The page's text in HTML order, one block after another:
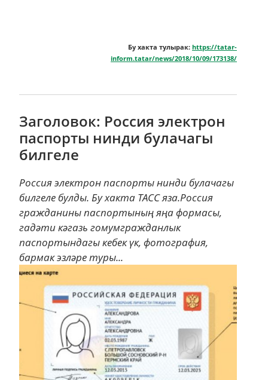
Бу хакта тулырак: https://tatar-
inform.tatar/news/2018/10/09/173138/
Заголовок: Россия электрон
паспорты нинди булачагы
билгеле
Россия электрон паспорты нинди булачагы
билгеле булды. Бу хакта ТАСС яза.Россия
гражданины паспортының яңа формасы,
гадәти кәгазь гомумгражданлык
паспортындагы кебек үк, фотография,
бармак эзләре туры...